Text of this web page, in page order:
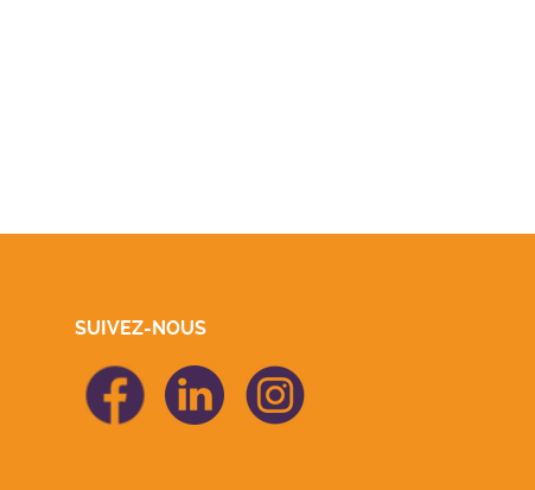
SUIVEZ-NOUS
icon Facebookicon Linkedinicon Linkedin